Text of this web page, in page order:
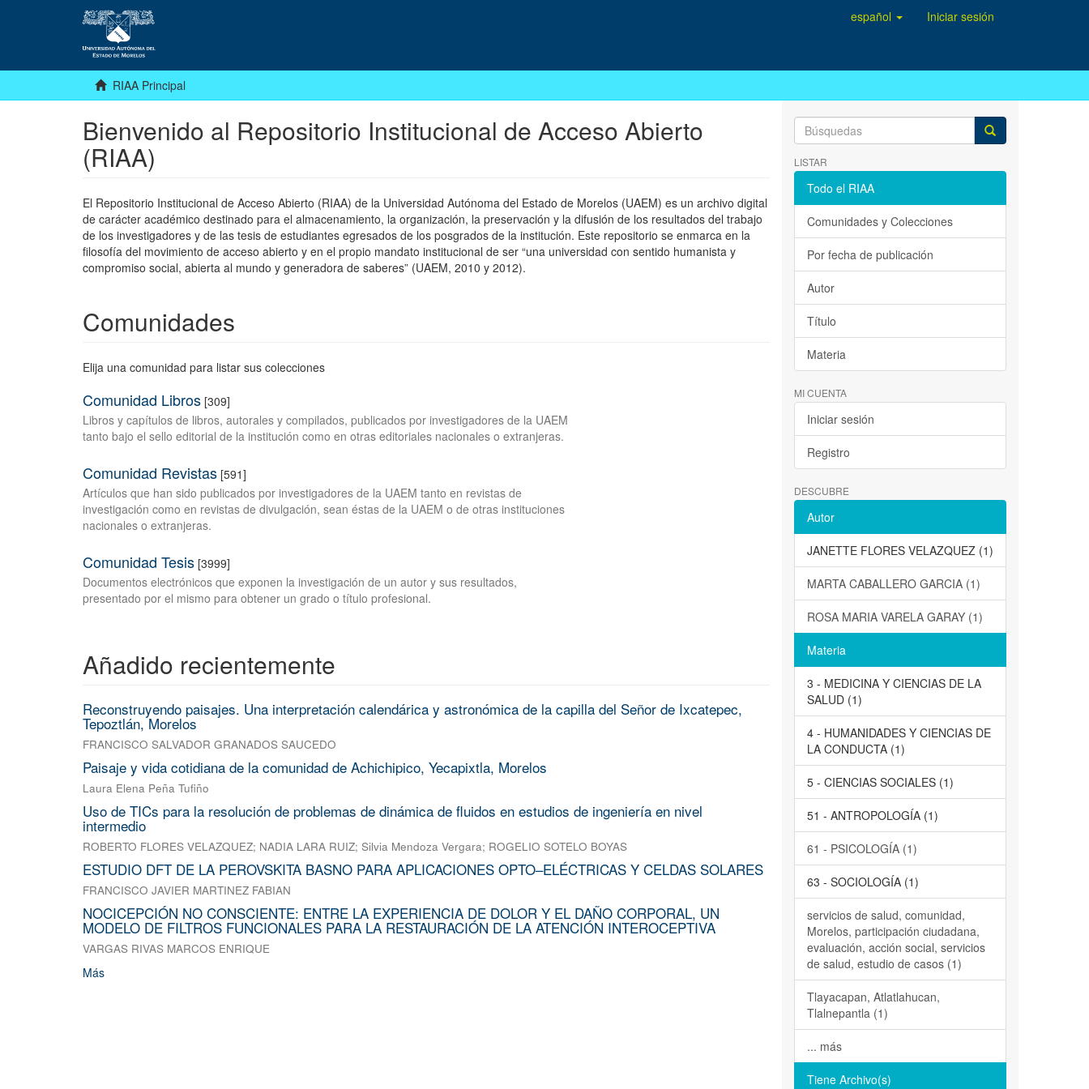
español Iniciar sesión
RIAA Principal
Bienvenido al Repositorio Institucional de Acceso Abierto
(RIAA)
El Repositorio Institucional de Acceso Abierto (RIAA) de la Universidad Autónoma del Estado de Morelos (UAEM) es un archivo digital
de carácter académico destinado para el almacenamiento, la organización, la preservación y la difusión de los resultados del trabajo
de los investigadores y de las tesis de estudiantes egresados de los posgrados de la institución. Este repositorio se enmarca en la
filosofía del movimiento de acceso abierto y en el propio mandato institucional de ser “una universidad con sentido humanista y
compromiso social, abierta al mundo y generadora de saberes” (UAEM, 2010 y 2012).
Comunidades
Elija una comunidad para listar sus colecciones
Comunidad Libros [309]
Libros y capítulos de libros, autorales y compilados, publicados por investigadores de la UAEM
tanto bajo el sello editorial de la institución como en otras editoriales nacionales o extranjeras.
Comunidad Revistas [591]
Artículos que han sido publicados por investigadores de la UAEM tanto en revistas de
investigación como en revistas de divulgación, sean éstas de la UAEM o de otras instituciones
nacionales o extranjeras.
Comunidad Tesis [3999]
Documentos electrónicos que exponen la investigación de un autor y sus resultados,
presentado por el mismo para obtener un grado o título profesional.
Añadido recientemente
Reconstruyendo paisajes. Una interpretación calendárica y astronómica de la capilla del Señor de Ixcatepec,
Tepoztlán, Morelos
FRANCISCO SALVADOR GRANADOS SAUCEDO
Paisaje y vida cotidiana de la comunidad de Achichipico, Yecapixtla, Morelos
Laura Elena Peña Tufiño
Uso de TICs para la resolución de problemas de dinámica de fluidos en estudios de ingeniería en nivel
intermedio
ROBERTO FLORES VELAZQUEZ; NADIA LARA RUIZ; Silvia Mendoza Vergara; ROGELIO SOTELO BOYAS
ESTUDIO DFT DE LA PEROVSKITA BASNO PARA APLICACIONES OPTO–ELÉCTRICAS Y CELDAS SOLARES
FRANCISCO JAVIER MARTINEZ FABIAN
NOCICEPCIÓN NO CONSCIENTE: ENTRE LA EXPERIENCIA DE DOLOR Y EL DAÑO CORPORAL, UN
MODELO DE FILTROS FUNCIONALES PARA LA RESTAURACIÓN DE LA ATENCIÓN INTEROCEPTIVA
VARGAS RIVAS MARCOS ENRIQUE
Más
LISTAR
Todo el RIAA
Comunidades y Colecciones
Por fecha de publicación
Autor
Título
Materia
MI CUENTA
Iniciar sesión
Registro
DESCUBRE
Autor
JANETTE FLORES VELAZQUEZ (1)
MARTA CABALLERO GARCIA (1)
ROSA MARIA VARELA GARAY (1)
Materia
3 - MEDICINA Y CIENCIAS DE LA
SALUD (1)
4 - HUMANIDADES Y CIENCIAS DE
LA CONDUCTA (1)
5 - CIENCIAS SOCIALES (1)
51 - ANTROPOLOGÍA (1)
61 - PSICOLOGÍA (1)
63 - SOCIOLOGÍA (1)
servicios de salud, comunidad,
Morelos, participación ciudadana,
evaluación, acción social, servicios
de salud, estudio de casos (1)
Tlayacapan, Atlatlahucan,
Tlalnepantla (1)
... más
Tiene Archivo(s)